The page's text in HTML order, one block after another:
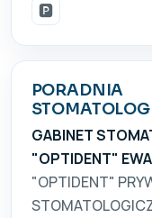
🅿️
PORADNIA
GABINET
"OPTIDENT"
"OPTIDENT"